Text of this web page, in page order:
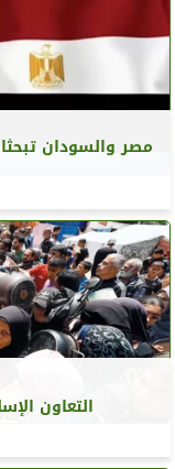
مصر والسودان
التعاون